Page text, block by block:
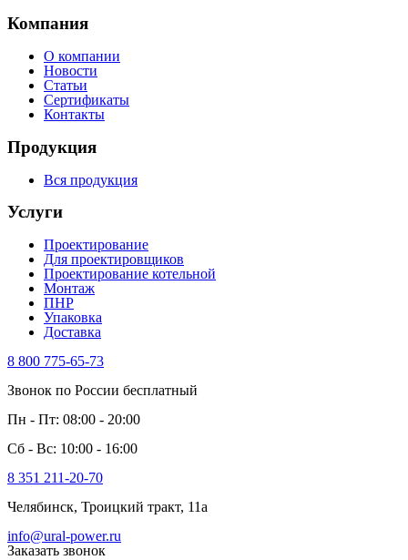
Компания
О компании
Новости
Статьи
Сертификаты
Контакты
Продукция
Вся продукция
Услуги
Проектирование
Для проектировщиков
Проектирование котельной
Монтаж
ПНР
Упаковка
Доставка
8 800 775-65-73
Звонок по России бесплатный
Пн - Пт: 08:00 - 20:00
Сб - Вс: 10:00 - 16:00
8 351 211-20-70
Челябинск, Троицкий тракт, 11а
info@ural-power.ru
Заказать звонок